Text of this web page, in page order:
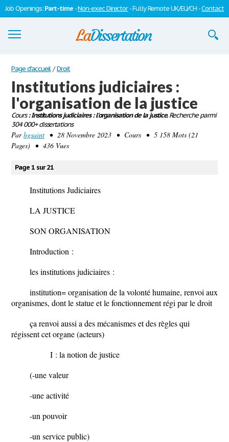
Job Openings:Part-time -Non-exec Director- Fully Remote UK/EU/CH -Contact
Dissertations
S'inscrire
Se connecter
Contactez-nous
Page d'accueil / Droit
Institutions judiciaires :
l'organisation de la justice
Cours: Institutions judiciaires : l'organisation de la justice.Recherche parmi
304 000+ dissertations
Parhgsaint • 28 Novembre 2023 • Cours • 5 158 Mots (21
Pages) • 436 Vues
Page 1 sur 21
Institutions Judiciaires
LA JUSTICE
SON ORGANISATION
Introduction :
les institutions judiciaires :
institution= organisation de la volonté humaine, renvoi aux
organismes, dont le statue et le fonctionnement régi par le droit
ça renvoi aussi a des mécanismes et des règles qui
régissent cet organe (acteurs)
I : la notion de justice
(-une valeur
-une activité
-un pouvoir
-un service public)